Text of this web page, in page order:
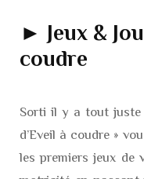
► Jeux &
coudre
Sorti il y a tout juste
d’Eveil à coudre »
les premiers jeux de